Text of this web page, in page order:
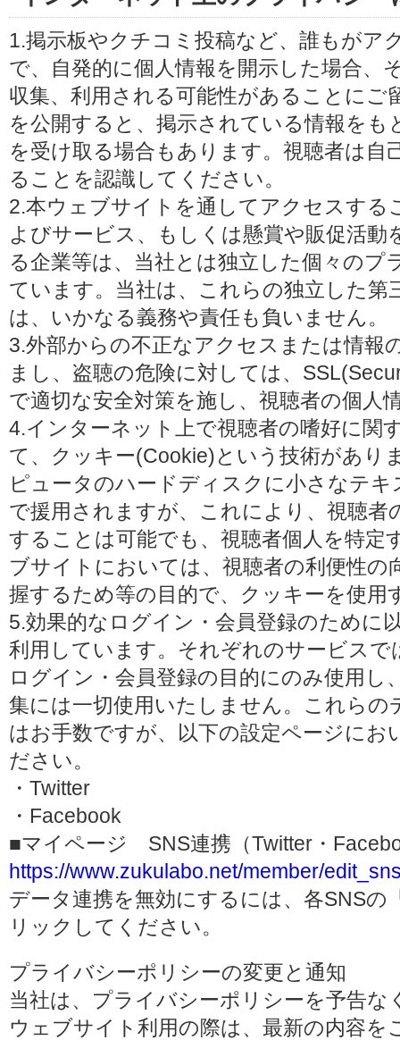
1.掲示板やクチコミ投稿など、誰もがア
で、自発的に個人情報を開示した場合、
収集、利用される可能性があることに
を公開すると、掲示されている情報を
を受け取る場合もあります。視聴者は自
ることを認識してください。
2.本ウェブサイトを通してアクセスする
よびサービス、もしくは懸賞や販促活動
る企業等は、当社とは独立した個々のプ
ています。当社は、これらの独立した第
は、いかなる義務や責任も負いません。
3.外部からの不正なアクセスまたは情報
まし、盗聴の危険に対しては、
で適切な安全対策を施し、視聴者の個人
4.インターネット上で視聴者の嗜好に関
て、クッキー(Cookie)という技術があり
ピュータのハードディスクに小さなテ
で援用されますが、これにより、視聴
することは可能でも、視聴者個人を特定
ブサイトにおいては、視聴者の利便性の
握するため等の目的で、クッキーを使用
5.効果的なログイン・会員登録のために
利用しています。それぞれのサービス
ログイン・会員登録の目的にのみ使用し
集には一切使用いたしません。これらの
はお手数ですが、以下の設定ページにお
ださい。
・Twitter
・Facebook
■マイページ SNS連携（Twitter・
https://www.zukulabo.net/member/
データ連携を無効にするには、各SNSの
リックしてください。
プライバシーポリシーの変更と通知
当社は、プライバシーポリシーを予告
ウェブサイト利用の際は、最新の内容を